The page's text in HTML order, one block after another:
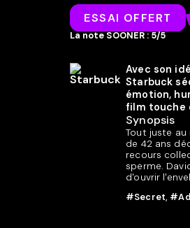
ESSAI OFFERT
La note SOONER : 5/5
Avec son
Starbuck
émotion,
film touche
Synopsis
Tout juste
de 42 ans
recours
sperme.
d'ouvrir
#Secret,